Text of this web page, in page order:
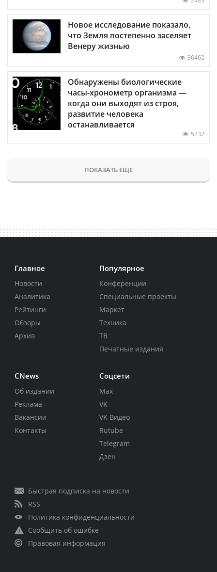
Новое исследование показало,
что Земля постепенно заселяет
Венеру жизнью
36462
Обнаружены биологические
часы-хронометр организма —
когда они выходят из строя,
развитие человека
останавливается
5232
ПОКАЗАТЬ ЕЩЕ
Главное
Новости
Аналитика
Рейтинги
Обзоры
Архив
Популярное
Конференции
Специальные проекты
Маркет
Техника
ТВ
Печатные издания
CNews
Об издании
Реклама
Вакансии
Контакты
Соцсети
Max
VK
VK Видео
Rutube
Telegram
Дзен
Быстрая подписка на новости
RSS
Политика конфиденциальности
Сообщить об ошибке
Правовая информация